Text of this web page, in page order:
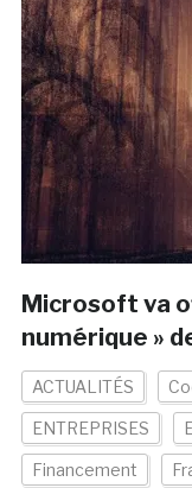
Microsoft va
numérique »
ACTUALITÉS
ENTREPRISES
Financement